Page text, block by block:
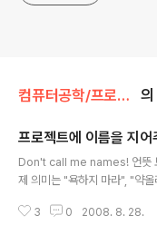
컴퓨터공학/프로젝트관리론 의
프로젝트에 이름을 지어
Don't call me names! 언뜻
제 의미는 "욕하지 마라", "약
대로 쓰였겠지만, 복수가 되면
3 0 2008. 8. 28.